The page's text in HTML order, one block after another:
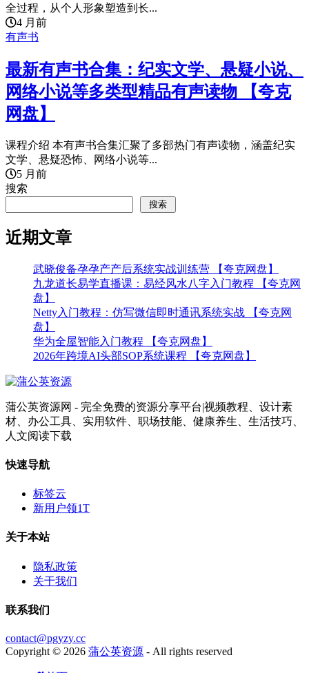
全过程，从个人形象塑造到长...
4 月前
有声书
最新有声书合集：纪实文学、悬疑小说、
网络小说等多类型精品有声读物 【夸克
网盘】
课程介绍 本有声书合集汇聚了多部热门有声读物，涵盖纪实
文学、悬疑恐怖、网络小说等...
5 月前
搜索
搜索
近期文章
武晓俊备孕孕产产后系统实战训练营 【夸克网盘】
九龙道长易学直播课：易经风水八字入门教程 【夸克网
盘】
Netty入门教程：仿写微信即时通讯系统实战 【夸克网
盘】
华为全屋智能入门教程 【夸克网盘】
2026年跨境AI头部SOP系统课程 【夸克网盘】
蒲公英资源网 - 完全免费的资源分享平台|视频教程、设计素
材、办公工具、实用软件、职场技能、健康养生、生活技巧、
人文阅读下载
快速导航
标签云
新用户领1T
关于本站
隐私政策
关于我们
联系我们
contact@pgyzy.cc
Copyright © 2026 蒲公英资源 - All rights reserved